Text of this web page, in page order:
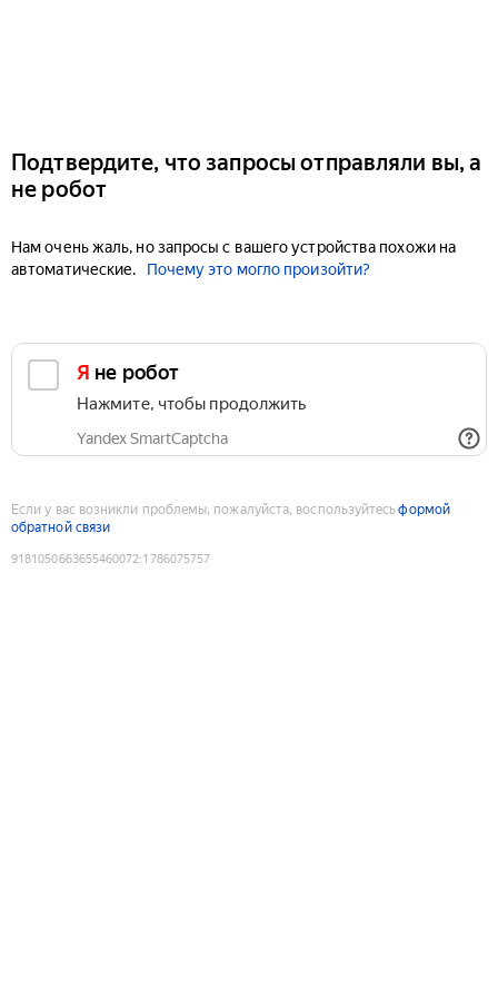
Подтвердите, что запросы отправляли вы, а
не робот
Нам очень жаль, но запросы с вашего устройства похожи на
автоматические.
Почему это могло произойти?
Я не робот
Нажмите, чтобы продолжить
Yandex SmartCaptcha
Если у вас возникли проблемы, пожалуйста, воспользуйтесьформой
обратной связи
9181050663655460072:1786075757